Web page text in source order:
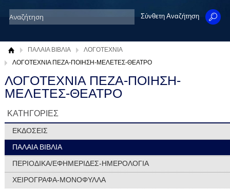
Σύνθετη Αναζήτηση
ΠΑΛΑΙΑ ΒΙΒΛΙΑ
ΛΟΓΟΤΕΧΝΙΑ
ΛΟΓΟΤΕΧΝΙΑ ΠΕΖΑ-ΠΟΙΗΣΗ-ΜΕΛΕΤΕΣ-ΘΕΑΤΡΟ
ΛΟΓΟΤΕΧΝΙΑ ΠΕΖΑ-ΠΟΙΗΣΗ-
ΜΕΛΕΤΕΣ-ΘΕΑΤΡΟ
ΚΑΤΗΓΟΡΙΕΣ
ΕΚΔΟΣΕΙΣ
ΠΑΛΑΙΑ ΒΙΒΛΙΑ
ΠΕΡΙΟΔΙΚΑ/ΕΦΗΜΕΡΙΔΕΣ-ΗΜΕΡΟΛΟΓΙΑ
ΧΕΙΡΟΓΡΑΦΑ-ΜΟΝΟΦΥΛΛΑ